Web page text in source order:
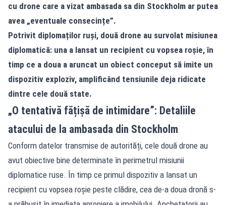
cu drone care a vizat ambasada sa din Stockholm ar putea
avea „eventuale consecințe”.
Potrivit diplomaților ruși, două drone au survolat misiunea
diplomatică: una a lansat un recipient cu vopsea roșie, în
timp ce a doua a aruncat un obiect conceput să imite un
dispozitiv exploziv, amplificând tensiunile deja ridicate
dintre cele două state.
„O tentativă fățișă de intimidare”: Detaliile
atacului de la ambasada din Stockholm
Conform datelor transmise de autorități, cele două drone au
avut obiective bine determinate în perimetrul misiunii
diplomatice ruse. În timp ce primul dispozitiv a lansat un
recipient cu vopsea roșie peste clădire, cea de-a doua dronă s-